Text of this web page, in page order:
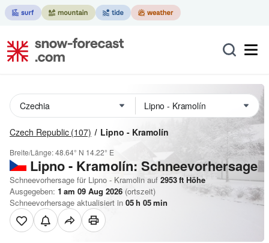
Czech Republic (107) Lipno - Kramolín
Breite/Länge:48.64° N 14.22° E
Lipno - Kramolín: Schneevorhersage
Schneevorhersage für Lipno - Kramolin auf 2953ft Höhe
Ausgegeben: 1 am 09 Aug 2026 (ortszeit)
Schneevorhersage aktualisiert in 05h 05min